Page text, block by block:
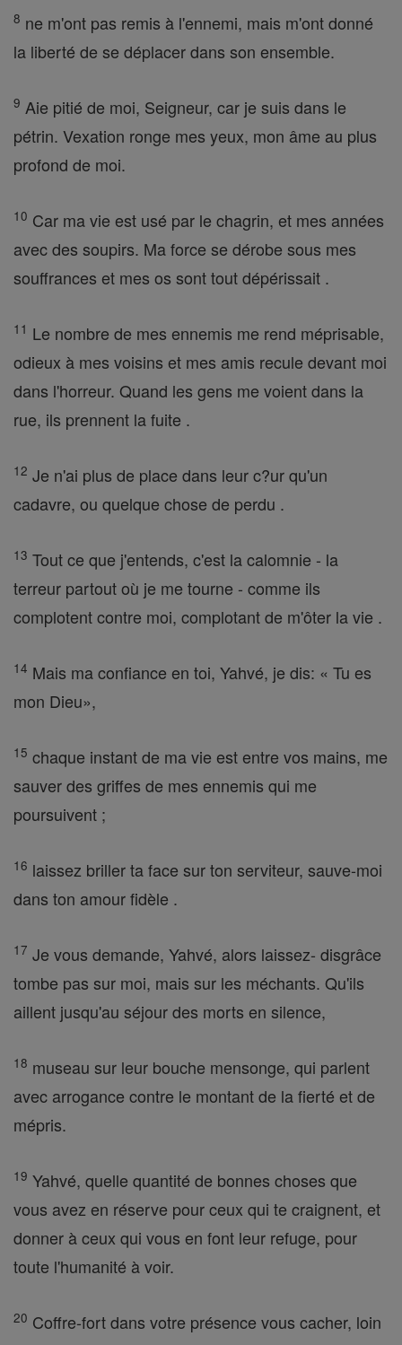
8 ne m'ont pas remis à l'ennemi, mais m'ont donné
la liberté de se déplacer dans son ensemble.
9 Aie pitié de moi, Seigneur, car je suis dans le
pétrin. Vexation ronge mes yeux, mon âme au plus
profond de moi.
10 Car ma vie est usé par le chagrin, et mes années
avec des soupirs. Ma force se dérobe sous mes
souffrances et mes os sont tout dépérissait .
11 Le nombre de mes ennemis me rend méprisable,
odieux à mes voisins et mes amis recule devant moi
dans l'horreur. Quand les gens me voient dans la
rue, ils prennent la fuite .
12 Je n'ai plus de place dans leur c?ur qu'un
cadavre, ou quelque chose de perdu .
13 Tout ce que j'entends, c'est la calomnie - la
terreur partout où je me tourne - comme ils
complotent contre moi, complotant de m'ôter la vie .
14 Mais ma confiance en toi, Yahvé, je dis: « Tu es
mon Dieu»,
15 chaque instant de ma vie est entre vos mains, me
sauver des griffes de mes ennemis qui me
poursuivent ;
16 laissez briller ta face sur ton serviteur, sauve-moi
dans ton amour fidèle .
17 Je vous demande, Yahvé, alors laissez- disgrâce
tombe pas sur moi, mais sur les méchants. Qu'ils
aillent jusqu'au séjour des morts en silence,
18 museau sur leur bouche mensonge, qui parlent
avec arrogance contre le montant de la fierté et de
mépris.
19 Yahvé, quelle quantité de bonnes choses que
vous avez en réserve pour ceux qui te craignent, et
donner à ceux qui vous en font leur refuge, pour
toute l'humanité à voir.
20 Coffre-fort dans votre présence vous cacher, loin